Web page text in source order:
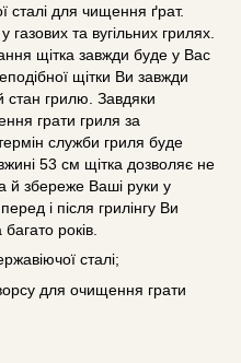
сталі для чищення ґрат.
та вугільних грилях.
щітка завжди буде у Вас
щітки Ви завжди
стан грилю. Завдяки
грати гриля за
служби гриля буде
53 см щітка дозволяє не
й збереже Ваші руки у
і після грилінгу Ви
років.
сталі;
для очищення грати